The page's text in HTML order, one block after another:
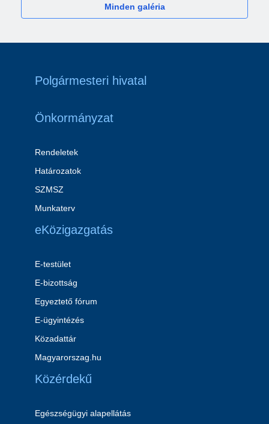
Minden galéria
Polgármesteri hivatal
Önkormányzat
Rendeletek
Határozatok
SZMSZ
Munkaterv
eKözigazgatás
E-testület
E-bizottság
Egyeztető fórum
E-ügyintézés
Közadattár
Magyarorszag.hu
Közérdekű
Egészségügyi alapellátás